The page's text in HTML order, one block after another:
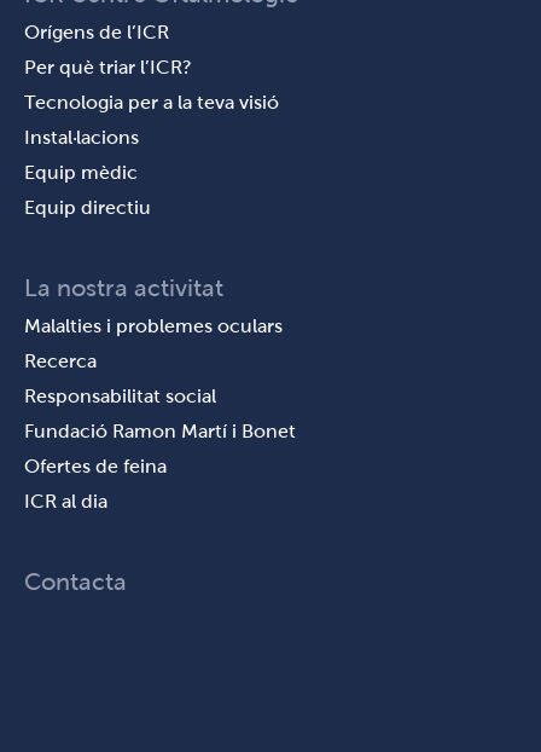
Orígens de l’ICR
Per què triar l’ICR?
Tecnologia per a la teva visió
Instal·lacions
Equip mèdic
Equip directiu
La nostra activitat
Malalties i problemes oculars
Recerca
Responsabilitat social
Fundació Ramon Martí i Bonet
Ofertes de feina
ICR al dia
Contacta